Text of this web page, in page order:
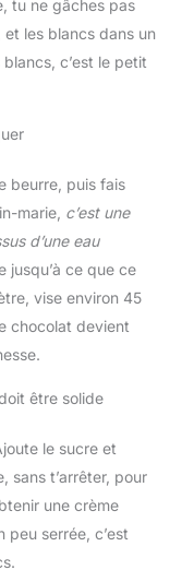
tu ne gâches pas
les blancs dans un
c’est le petit
beurre, puis fais
marie, c’est une
d’une eau
jusqu’à ce que ce
vise environ 45
chocolat devient
être solide
le sucre et
sans t’arrêter, pour
une crème
peu serrée, c’est